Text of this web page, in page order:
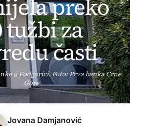
preko
tužbi za
časti
u Podgorici. Foto: Prva banka Crne
Gore
Jovana Damjanović